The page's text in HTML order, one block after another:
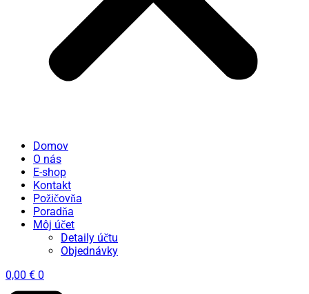
Domov
O nás
E-shop
Kontakt
Požičovňa
Poradňa
Môj účet
Detaily účtu
Objednávky
0,00 € 0